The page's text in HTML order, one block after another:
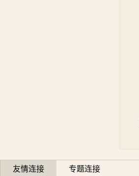
友情连接 专题连接